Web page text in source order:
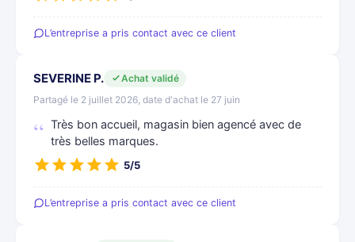
L’entreprise a pris contact avec ce client
SEVERINE P.
Achat validé
Partagé le 2 juillet 2026, date d'achat le 27 juin
Très bon accueil, magasin bien agencé avec de
très belles marques.
5/5
L’entreprise a pris contact avec ce client